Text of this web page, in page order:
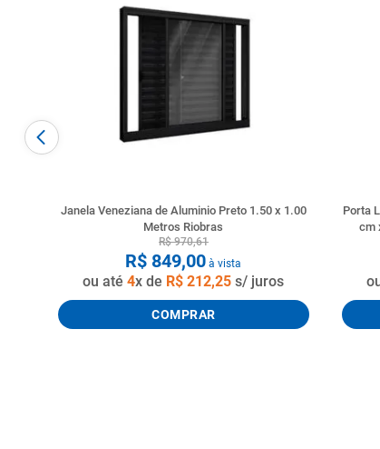
Janela Veneziana de Aluminio Preto 1.50 x 1.00
Metros Riobras
R$ 970,61
R$ 849,00 à vista
ou até4x de R$ 212,25 s/ juros
COMPRAR
Porta
cm